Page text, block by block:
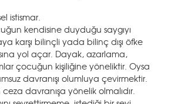
istismar.
kendisine duyduğu saygıyı
karşı bilinçli yada bilinç dışı öfke
yol açar. Dayak, azarlama,
çocuğun kişiliğine yöneliktir. Oysa
davranışı olumluya çevirmektir.
davranışa yönelik olmalıdır.